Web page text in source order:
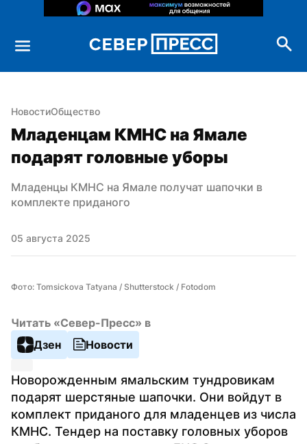
НовостиОбщество
Младенцам КМНС на Ямале
подарят головные уборы
Младенцы КМНС на Ямале получат шапочки в
комплекте приданого
05 августа 2025
Фото: Tomsickova Tatyana / Shutterstock / Fotodom
Читать «Север-Пресс» в
Дзен
Новости
Новорожденным ямальским тундровикам
подарят шерстяные шапочки. Они войдут в
комплект приданого для младенцев из числа
КМНС. Тендер на поставку головных уборов